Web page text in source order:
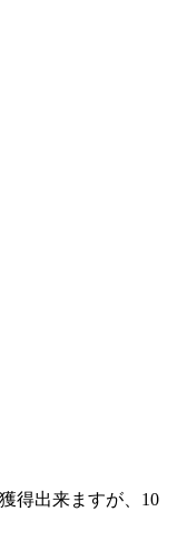
得出来ますが、10